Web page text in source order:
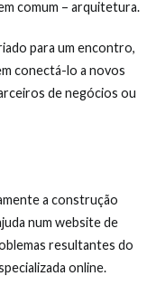
comum – arquitetura.
para um encontro,
conectá-lo a novos
de negócios ou
a construção
num website de
resultantes do
online.